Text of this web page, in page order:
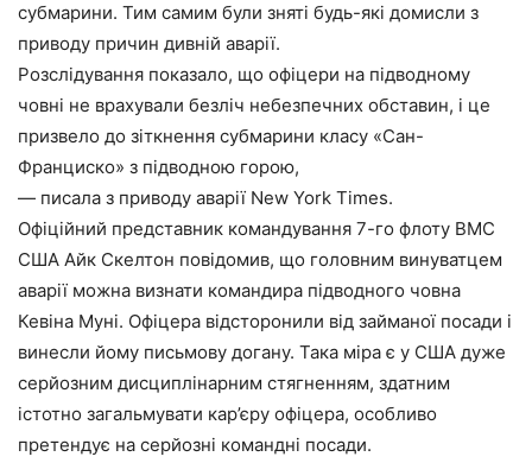
субмарини. Тим самим були зняті будь-які домисли з
приводу причин дивній аварії.
Розслідування показало, що офіцери на підводному
човні не врахували безліч небезпечних обставин, і це
призвело до зіткнення субмарини класу «Сан-
Франциско» з підводною горою,
— писала з приводу аварії New York Times.
Офіційний представник командування 7-го флоту ВМС
США Айк Скелтон повідомив, що головним винуватцем
аварії можна визнати командира підводного човна
Кевіна Муні. Офіцера відсторонили від займаної посади і
винесли йому письмову догану. Така міра є у США дуже
серйозним дисциплінарним стягненням, здатним
істотно загальмувати кар’єру офіцера, особливо
претендує на серйозні командні посади.